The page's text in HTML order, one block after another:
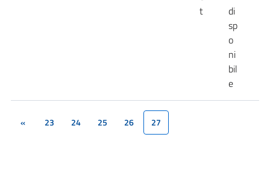
t
di
sp
o
ni
bil
e
« 23 24 25 26 27(current)